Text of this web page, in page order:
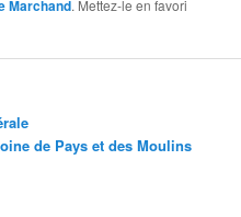
Marchand. Mettez-le en favori
de Pays et des Moulins